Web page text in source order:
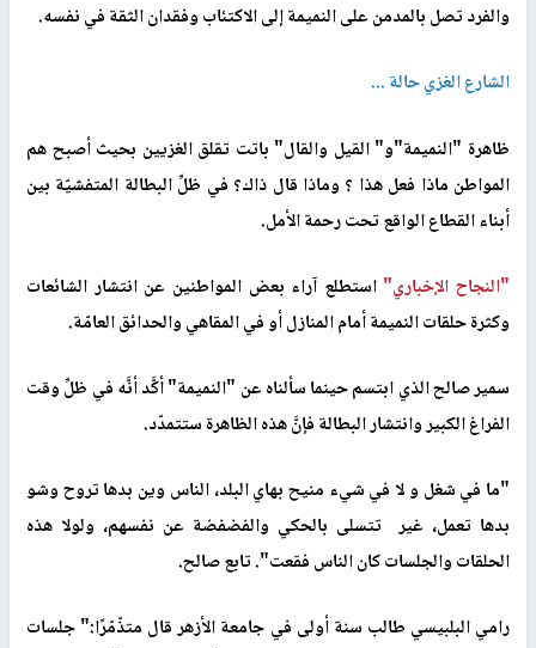
والفرد تصل بالمدمن على النميمة إلى الاكتئاب وفقدان الثقة في نفسه.
الشارع الغزي حالة ...
ظاهرة "النميمة"و" القيل والقال" باتت تقلق الغزيين بحيث أصبح هم
المواطن ماذا فعل هذا ؟ وماذا قال ذاك؟ في ظلِّ البطالة المتفشيّة بين
أبناء القطاع الواقع تحت رحمة الأمل.
"النجاح الإخباري" استطلع آراء بعض المواطنين عن انتشار الشائعات
وكثرة حلقات النميمة أمام المنازل أو في المقاهي والحدائق العامّة.
سمير صالح الذي ابتسم حينما سألناه عن "النميمة" أكَّد أنَّه في ظلِّ وقت
الفراغ الكبير وانتشار البطالة فإنَّ هذه الظاهرة ستتمدّد.
"ما في شغل و لا في شيء منيح بهاي البلد، الناس وين بدها تروح وشو
بدها تعمل، غير تتسلى بالحكي والفضفضة عن نفسهم، ولولا هذه
الحلقات والجلسات كان الناس فقعت". تابع صالح.
رامي البلبيسي طالب سنة أولى في جامعة الأزهر قال متذّمّرًا:" جلسات